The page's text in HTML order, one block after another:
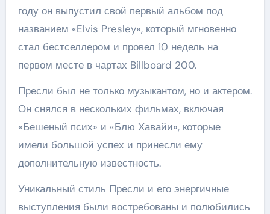
году он выпустил свой первый альбом под
названием «Elvis Presley», который мгновенно
стал бестселлером и провел 10 недель на
первом месте в чартах Billboard 200.
Пресли был не только музыкантом, но и актером.
Он снялся в нескольких фильмах, включая
«Бешеный псих» и «Блю Хавайи», которые
имели большой успех и принесли ему
дополнительную известность.
Уникальный стиль Пресли и его энергичные
выступления были востребованы и полюбились